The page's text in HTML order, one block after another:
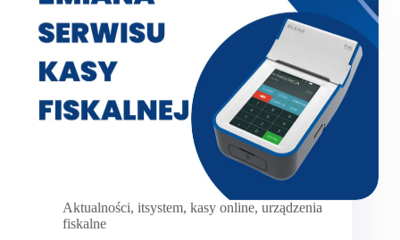
Aktualności, itsystem, kasy online, urządzenia
fiskalne